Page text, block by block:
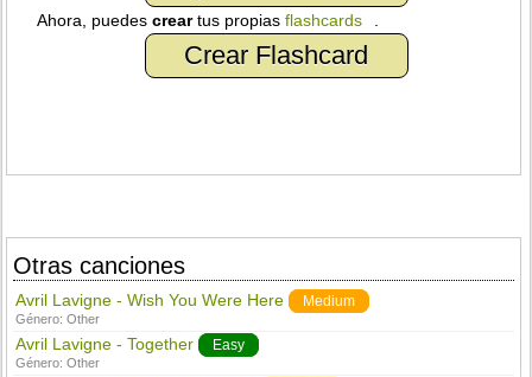
Ahora, puedescreartus propiasflashcards
Crear Flashcard
Otras canciones
Avril Lavigne - Wish You Were Here Medium
Género:Other
Avril Lavigne - Together Easy
Género:Other